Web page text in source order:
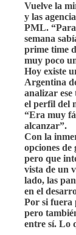
Vuelve la
y las
PML. “Para
semana
prime time
muy poco
Hoy existe
Argentina
analizar
el perfil del
“Era muy
alcanzar”.
Con la
opciones
pero que
vista de un
lado, las
en el
Por si fuera
pero
entre sí. Lo